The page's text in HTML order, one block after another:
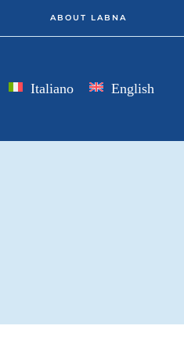
ABOUT LABNA
Italiano English